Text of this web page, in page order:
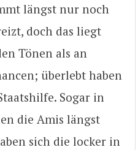
längst nur noch
doch das liegt
Tönen als an
überlebt haben
Sogar in
die Amis längst
sich die locker in